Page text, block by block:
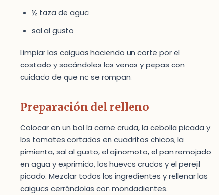
½ taza de agua
sal al gusto
Limpiar las caiguas haciendo un corte por el
costado y sacándoles las venas y pepas con
cuidado de que no se rompan.
Preparación del relleno
Colocar en un bol la carne cruda, la cebolla picada y
los tomates cortados en cuadritos chicos, la
pimienta, sal al gusto, el ajinomoto, el pan remojado
en agua y exprimido, los huevos crudos y el perejil
picado. Mezclar todos los ingredientes y rellenar las
caiguas cerrándolas con mondadientes.